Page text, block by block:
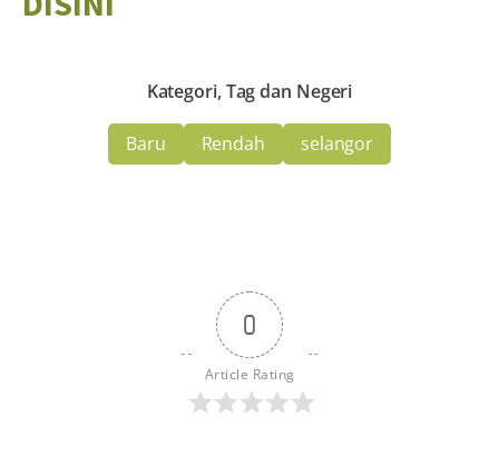
Kategori, Tag dan Negeri
Baru Rendah selangor
0
Article Rating